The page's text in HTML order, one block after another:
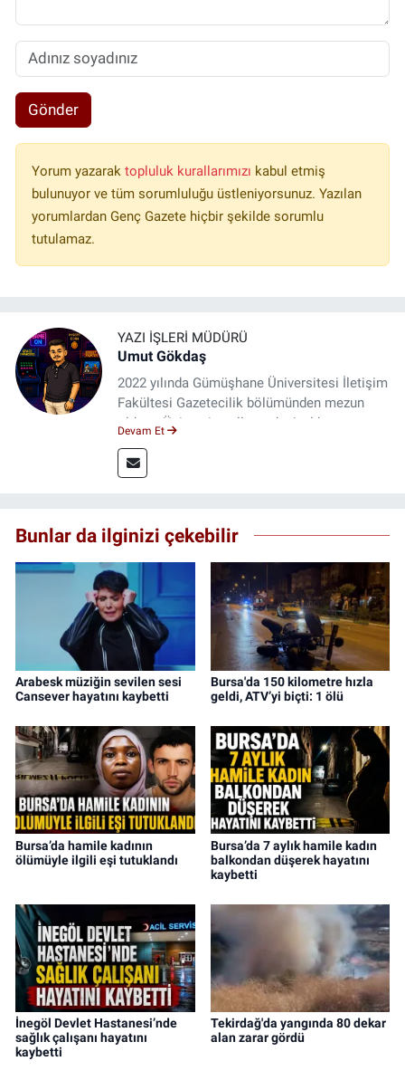
Gönder
Yorum yazarak topluluk kurallarımızı kabul etmiş
bulunuyor ve tüm sorumluluğu üstleniyorsunuz. Yazılan
yorumlardan Genç Gazete hiçbir şekilde sorumlu
tutulamaz.
YAZI İŞLERI MÜDÜRÜ
Umut Gökdaş
2022 yılında Gümüşhane Üniversitesi İletişim
Fakültesi Gazetecilik bölümünden mezun
oldum. Üniversite yıllarımda 4 yıl boyunca
saha deneyimi kazandım. 2023 yılından beri
Genç Gazete'de okurlarımıza haber
Devam Et
Bunlar da ilginizi çekebilir
Arabesk müziğin sevilen sesi
Cansever hayatını kaybetti
Bursa'da 150 kilometre hızla
geldi, ATV’yi biçti: 1 ölü
Bursa’da hamile kadının
ölümüyle ilgili eşi tutuklandı
Bursa’da 7 aylık hamile kadın
balkondan düşerek hayatını
kaybetti
İnegöl Devlet Hastanesi’nde
sağlık çalışanı hayatını
kaybetti
Tekirdağ'da yangında 80 dekar
alan zarar gördü